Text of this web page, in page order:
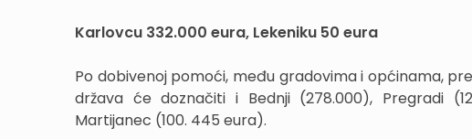
Karlovcu 332.000 eura, Lekeniku 50 eura
Po dobivenoj pomoći, među gradovima i općinama,
država će doznačiti i Bednji (278.000), Pregradi
Martijanec (100. 445 eura).